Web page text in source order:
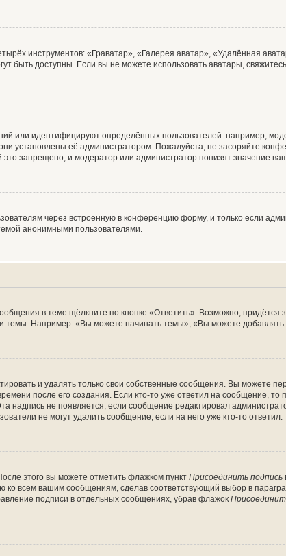
инструментов: «Граватар», «Галерея аватар», «Удалённая
быть доступны. Если вы не можете использовать аватары,
или идентифицируют определённых пользователей: например,
установлены её администратором. Пожалуйста, не засоряйте
запрещено, и модератор или администратор понизят значение
через встроенную в конференцию форму, и только если
анонимными пользователями.
в теме щёлкните по кнопке «Ответить». Возможно, придётся
темы. Например: «Вы можете начинать темы», «Вы можете добавлять
и удалять только свои собственные сообщения. Вы можете
после его создания. Если кто-то уже ответил на сообщение,
надпись не появляется, если сообщение редактировал
не могут удалить сообщение, если на него уже кто-то ответил.
этого вы можете отметить флажком пункт Присоединить подпись
всем вашим сообщениям, сделав соответствующий выбор в
подписи в отдельных сообщениях, убрав флажок